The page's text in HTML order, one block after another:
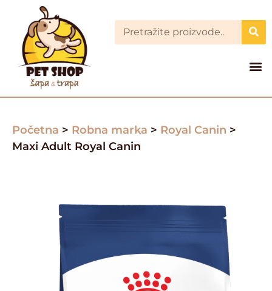
Početna > Robna marka > Royal Canin >
Maxi Adult Royal Canin